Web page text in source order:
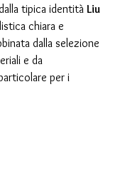
tipica identità Liu
chiara e
dalla selezione
e da
per i